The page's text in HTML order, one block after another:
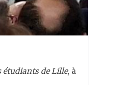
étudiants de Lille, à